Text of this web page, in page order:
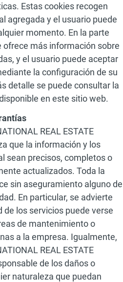
Estas cookies recogen
agregada y el usuario puede
momento. En la parte
ofrece más información sobre
y el usuario puede aceptar
la configuración de su
detalle se puede consultar la
en este sitio web.
REAL ESTATE
que la información y los
sean precisos, completos o
actualizados. Toda la
sin aseguramiento alguno de
En particular, se advierte
de los servicios puede verse
de mantenimiento o
a la empresa. Igualmente,
REAL ESTATE
de los daños o
naturaleza que puedan